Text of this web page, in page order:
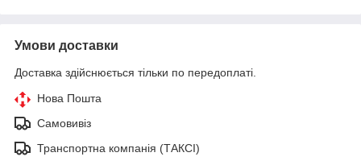
Умови доставки
Доставка здійснюється тільки по передоплаті.
Нова Пошта
Самовивіз
Транспортна компанія (ТАКСІ)